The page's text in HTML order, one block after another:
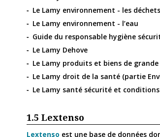
Le Lamy environnement - les déchets
Le Lamy environnement - l’eau
Guide du responsable hygiène
Le Lamy Dehove
Le Lamy produits et biens de
Le Lamy droit de la santé (partie
Le Lamy santé sécurité et
1.5 Lextenso
Lextenso est une base de données